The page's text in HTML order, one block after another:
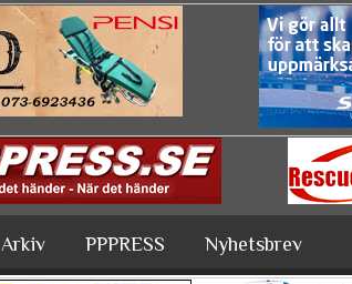
Arkiv PPPRESS Nyhetsbrev